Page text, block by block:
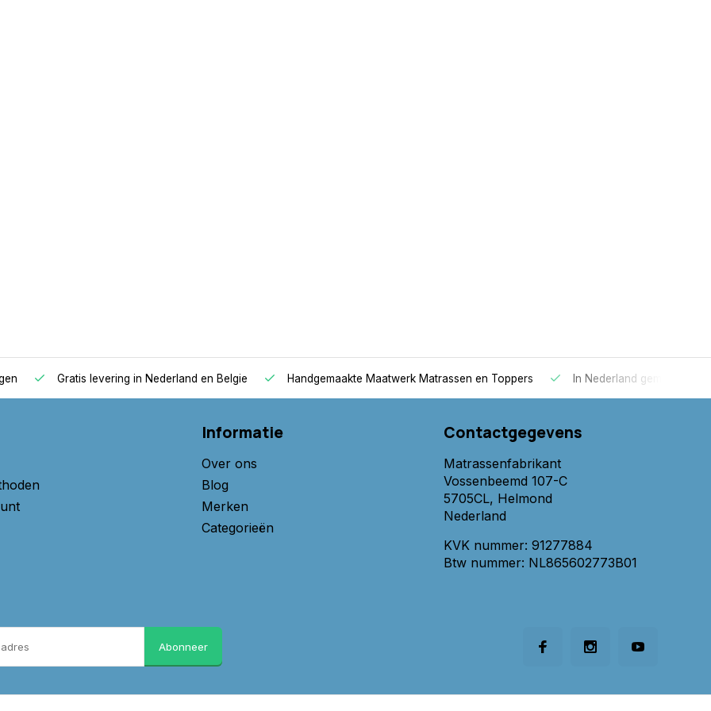
worden voor u op maat
plezier voor het
zoals Ökotex,
topper kiezen. Tegen een
- Ecoshield,
Gratis levering in Nederland en Belgie Handgemaakte Maatwerk Matrassen en Toppers In Nederland gemaakt
Informatie
Over ons
Blog
Merken
Categorieën
Contactgegevens
Matrassenfabrikant
Vossenbeemd 107-C
5705CL, Helmond
Nederland
KVK nummer: 91277884
Btw nummer: NL865602773B01
Abonneer